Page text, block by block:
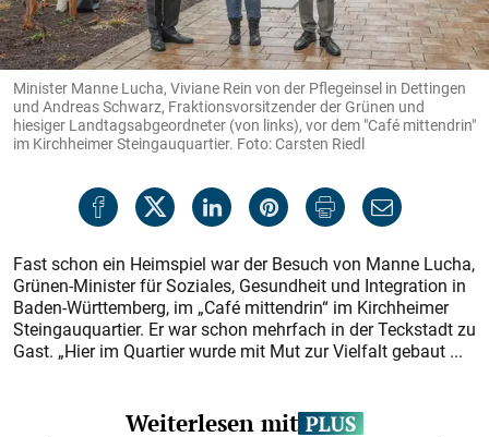
Minister Manne Lucha, Viviane Rein von der Pflegeinsel in Dettingen
und Andreas Schwarz, Fraktionsvorsitzender der Grünen und
hiesiger Landtagsabgeordneter (von links), vor dem "Café mittendrin"
im Kirchheimer Steingauquartier. Foto: Carsten Riedl
Fast schon ein Heimspiel war der Besuch von Manne Lucha,
Grünen-Minister für Soziales, Gesundheit und Integration in
Baden-Würt­temberg, im „Café mittendrin“ im Kirchheimer
Steingauquartier. Er war schon mehrfach in der Teckstadt zu
Gast. „Hier im Quartier wurde mit Mut zur Vielfalt gebaut ...